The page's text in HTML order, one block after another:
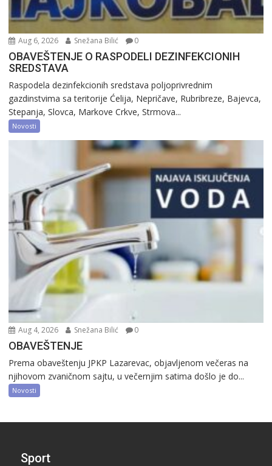
Aug 6, 2026 Snežana Bilić 0
OBAVEŠTENJE O RASPODELI DEZINFEKCIONIH
SREDSTAVA
Raspodela dezinfekcionih sredstava poljoprivrednim
gazdinstvima sa teritorije Ćelija, Nepričave, Rubribreze, Bajevca,
Stepanja, Slovca, Markove Crkve, Strmova...
Novosti
Aug 4, 2026 Snežana Bilić 0
OBAVEŠTENJE
Prema obaveštenju JPKP Lazarevac, objavljenom večeras na
njihovom zvaničnom sajtu, u večernjim satima došlo je do...
Novosti
Sport